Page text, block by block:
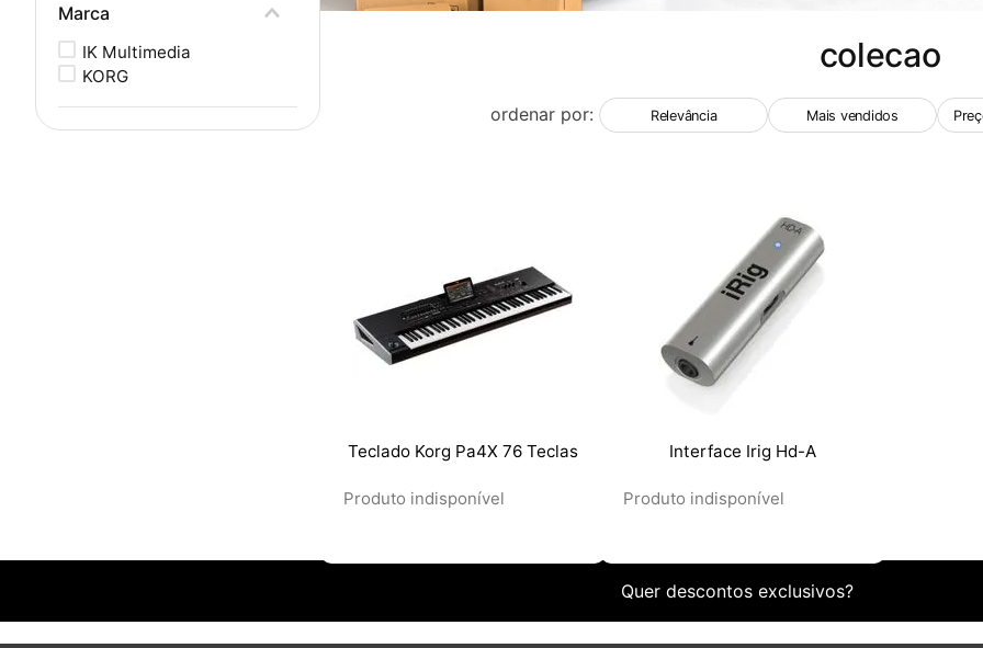
Marca
IK Multimedia
KORG
colecao
ordenar por: Relevância Mais vendidos
Teclado Korg Pa4X 76 Teclas
Produto indisponível
Interface Irig Hd-A
Produto indisponível
Quer descontos exclusivos?